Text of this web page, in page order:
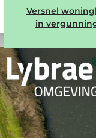
Versnel
in